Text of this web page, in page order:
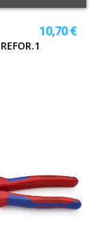
10,70 €